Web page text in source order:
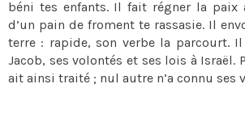
béni tes enfants. Il fait régner la paix
d’un pain de froment te rassasie. Il
terre : rapide, son verbe la parcourt.
Jacob, ses volontés et ses lois à Israël.
ait ainsi traité ; nul autre n’a connu ses